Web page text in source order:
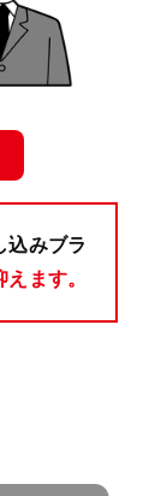
込みブラ
ます。